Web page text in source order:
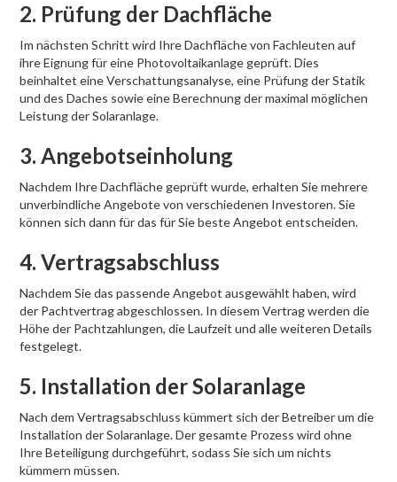
2. Prüfung der Dachfläche
Im nächsten Schritt wird Ihre Dachfläche von Fachleuten auf
ihre Eignung für eine Photovoltaikanlage geprüft. Dies
beinhaltet eine Verschattungsanalyse, eine Prüfung der Statik
und des Daches sowie eine Berechnung der maximal möglichen
Leistung der Solaranlage.
3. Angebotseinholung
Nachdem Ihre Dachfläche geprüft wurde, erhalten Sie mehrere
unverbindliche Angebote von verschiedenen Investoren. Sie
können sich dann für das für Sie beste Angebot entscheiden.
4. Vertragsabschluss
Nachdem Sie das passende Angebot ausgewählt haben, wird
der Pachtvertrag abgeschlossen. In diesem Vertrag werden die
Höhe der Pachtzahlungen, die Laufzeit und alle weiteren Details
festgelegt.
5. Installation der Solaranlage
Nach dem Vertragsabschluss kümmert sich der Betreiber um die
Installation der Solaranlage. Der gesamte Prozess wird ohne
Ihre Beteiligung durchgeführt, sodass Sie sich um nichts
kümmern müssen.